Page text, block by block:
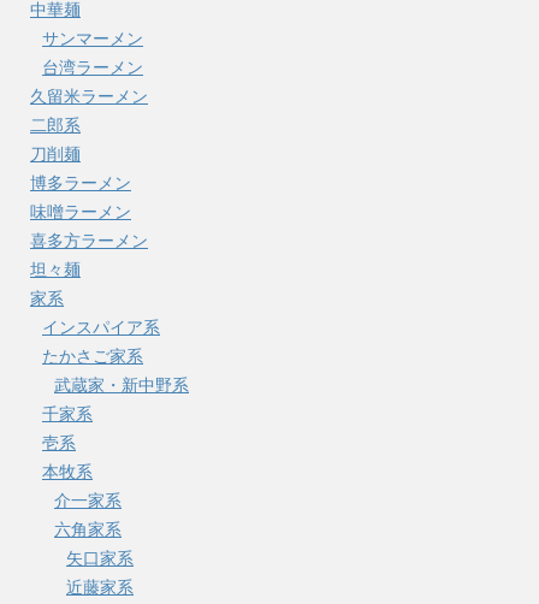
中華麺
サンマーメン
台湾ラーメン
久留米ラーメン
二郎系
刀削麺
博多ラーメン
味噌ラーメン
喜多方ラーメン
坦々麺
家系
インスパイア系
たかさご家系
武蔵家・新中野系
千家系
壱系
本牧系
介一家系
六角家系
矢口家系
近藤家系